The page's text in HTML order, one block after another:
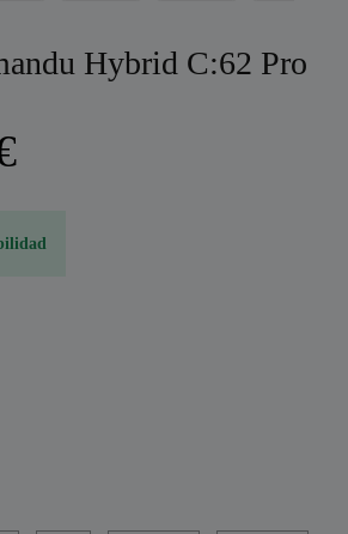
Hybrid C:62 Pro